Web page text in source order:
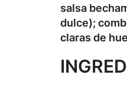
salsa
dulce);
claras de